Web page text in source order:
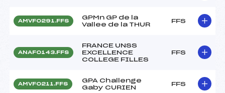
AMVF0291.FFS
GPMn GP de la
Vallee de la THUR
FFS
ANAF0143.FFS
FRANCE UNSS
EXCELLENCE
COLLEGE FILLES
FFS
AMVF0211.FFS
GPA Challenge
Gaby CURIEN
FFS